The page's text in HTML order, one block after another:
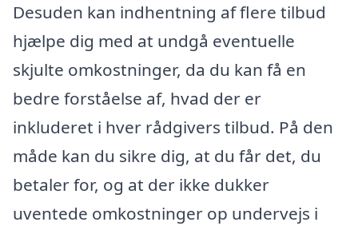
Desuden kan indhentning af flere tilbud
hjælpe dig med at undgå eventuelle
skjulte omkostninger, da du kan få en
bedre forståelse af, hvad der er
inkluderet i hver rådgivers tilbud. På den
måde kan du sikre dig, at du får det, du
betaler for, og at der ikke dukker
uventede omkostninger op undervejs i